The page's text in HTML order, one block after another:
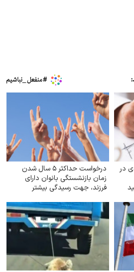
در
درخواست حداکثر ۵ سال شدن
زمان بازنشستگی بانوان دارای
فرزند، جهت رسیدگی بیشتر